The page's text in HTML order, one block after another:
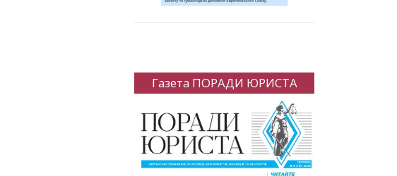
Газета ПОРАДИ ЮРИСТА